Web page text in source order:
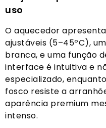
uso
O aquecedor
ajustáveis (5–45ºC),
branca, e uma função
interface é intuitiva e
especializado,
fosco resiste a
aparência premium
intenso.